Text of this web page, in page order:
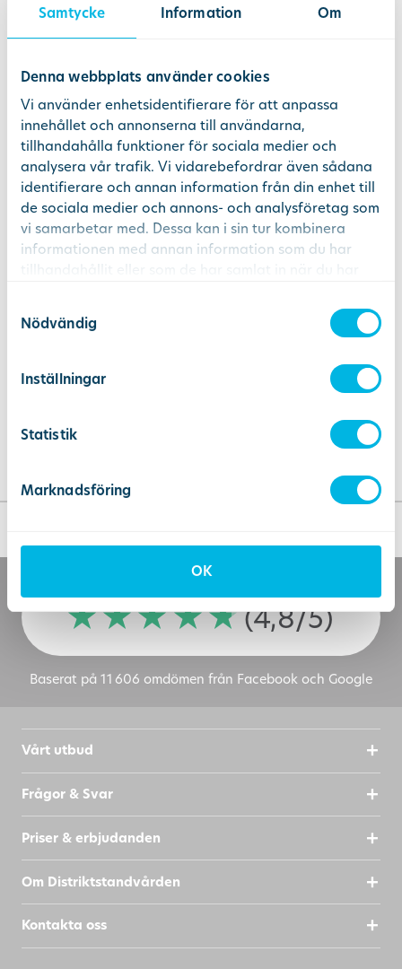
Samtycke Information Om
Denna webbplats använder cookies
Vi använder enhetsidentifierare för att anpassa
innehållet och annonserna till användarna,
tillhandahålla funktioner för sociala medier och
analysera vår trafik. Vi vidarebefordrar även sådana
identifierare och annan information från din enhet till
de sociala medier och annons- och analysföretag som
vi samarbetar med. Dessa kan i sin tur kombinera
informationen med annan information som du har
Nödvändig
Inställningar
Statistik
Marknadsföring
OK
etc.
Basundersökning inklusive
invisalignbedömning
Behandlingsbeskrivning, förväntat
resultat och kostnader för osynlig
tandställning.
Övriga besvär
Alla typer av besvär som inte är akuta
välj
Pratar du helst inte svenska?
(4,8/5)
Baserat på 11 606 omdömen från Facebook och Google
Vårt utbud
Frågor & Svar
Priser & erbjudanden
Om Distriktstandvården
Kontakta oss